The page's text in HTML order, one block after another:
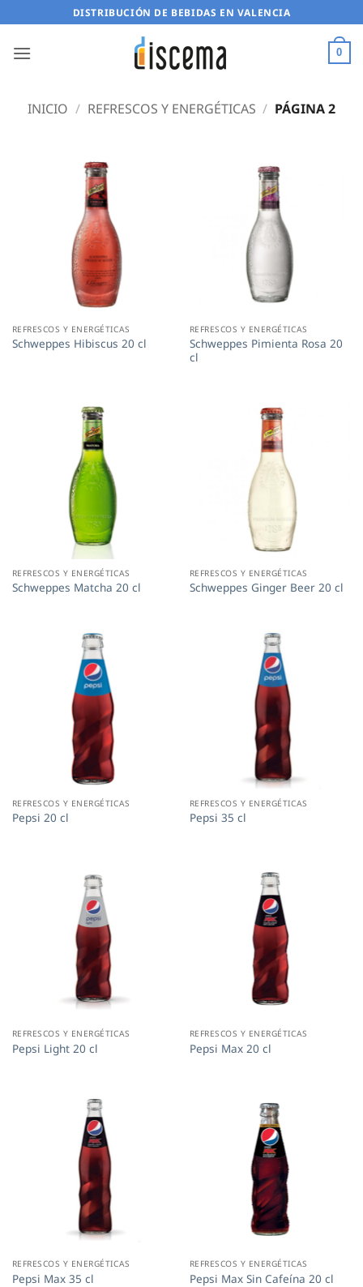
al
contenido
DISTRIBUCIÓN DE BEBIDAS EN VALENCIA
0
INICIO / REFRESCOS Y ENERGÉTICAS / PÁGINA 2
REFRESCOS Y ENERGÉTICAS
Schweppes Hibiscus 20 cl
REFRESCOS Y ENERGÉTICAS
Schweppes Pimienta Rosa 20
cl
REFRESCOS Y ENERGÉTICAS
Schweppes Matcha 20 cl
REFRESCOS Y ENERGÉTICAS
Schweppes Ginger Beer 20 cl
REFRESCOS Y ENERGÉTICAS
Pepsi 20 cl
REFRESCOS Y ENERGÉTICAS
Pepsi 35 cl
REFRESCOS Y ENERGÉTICAS
Pepsi Light 20 cl
REFRESCOS Y ENERGÉTICAS
Pepsi Max 20 cl
REFRESCOS Y ENERGÉTICAS
Pepsi Max 35 cl
REFRESCOS Y ENERGÉTICAS
Pepsi Max Sin Cafeína 20 cl